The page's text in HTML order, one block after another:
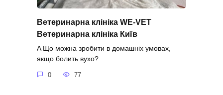
Ветеринарна клініка WE-VET
Ветеринарна клініка Київ
A Що можна зробити в домашніх умовах,
якщо болить вухо?
0 77